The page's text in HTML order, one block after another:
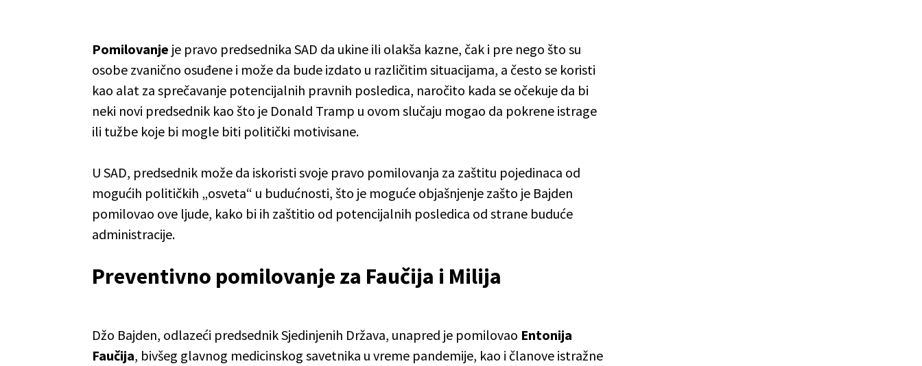
Pomilovanje je pravo predsednika SAD da ukine ili olakša kazne, čak i pre nego što su
osobe zvanično osuđene i može da bude izdato u različitim situacijama, a često se koristi
kao alat za sprečavanje potencijalnih pravnih posledica, naročito kada se očekuje da bi
neki novi predsednik kao što je Donald Tramp u ovom slučaju mogao da pokrene istrage
ili tužbe koje bi mogle biti politički motivisane.
U SAD, predsednik može da iskoristi svoje pravo pomilovanja za zaštitu pojedinaca od
mogućih političkih „osveta“ u budućnosti, što je moguće objašnjenje zašto je Bajden
pomilovao ove ljude, kako bi ih zaštitio od potencijalnih posledica od strane buduće
administracije.
Preventivno pomilovanje za Faučija i Milija
Džo Bajden, odlazeći predsednik Sjedinjenih Država, unapred je pomilovao Entonija
Faučija, bivšeg glavnog medicinskog savetnika u vreme pandemije, kao i članove istražne